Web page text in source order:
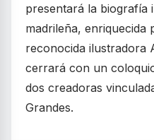
presentará la biografía
madrileña, enriquecida
reconocida ilustradora
cerrará con un
dos creadoras
Grandes.